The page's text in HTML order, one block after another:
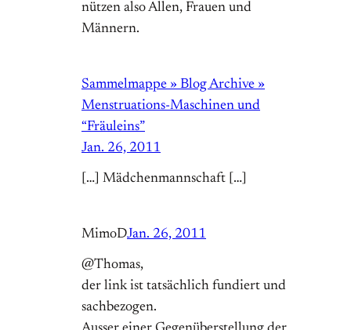
nützen also Allen, Frauen und
Männern.
Sammelmappe » Blog Archive »
Menstruations-Maschinen und
“Fräuleins”
Jan. 26, 2011
[…] Mädchenmannschaft […]
MimoDJan. 26, 2011
@Thomas,
der link ist tatsächlich fundiert und
sachbezogen.